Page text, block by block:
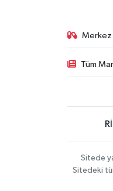
Merkez
Tüm
Sitede
Sitedeki